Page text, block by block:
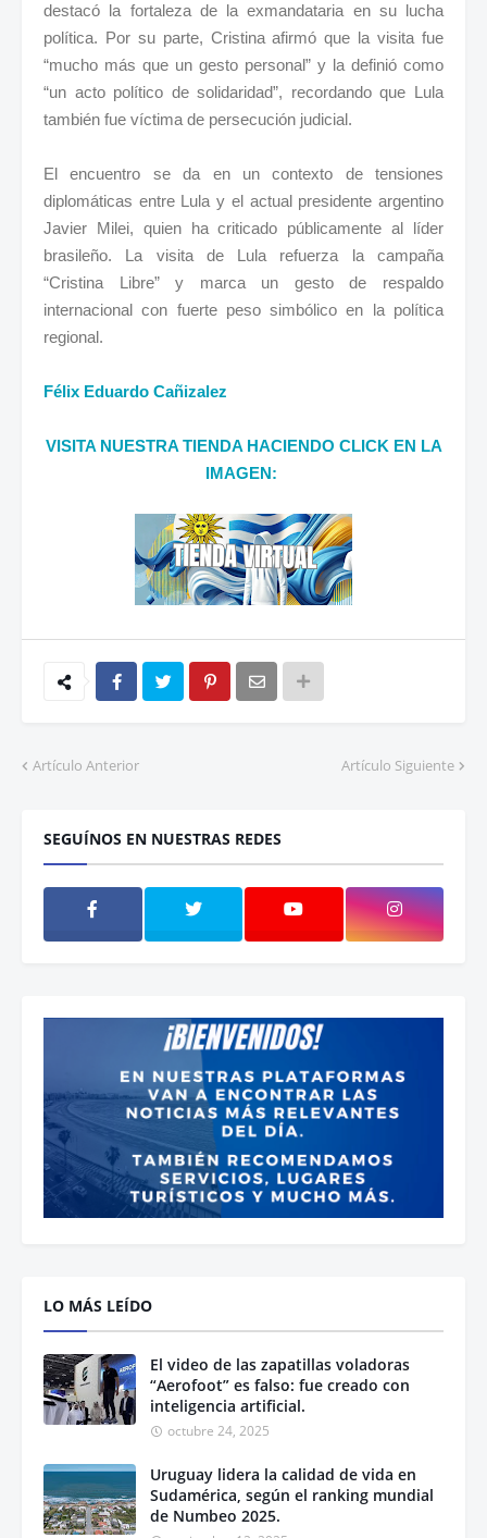
destacó la fortaleza de la exmandataria en su lucha
política. Por su parte, Cristina afirmó que la visita fue
“mucho más que un gesto personal” y la definió como
“un acto político de solidaridad”, recordando que Lula
también fue víctima de persecución judicial.
El encuentro se da en un contexto de tensiones
diplomáticas entre Lula y el actual presidente argentino
Javier Milei, quien ha criticado públicamente al líder
brasileño. La visita de Lula refuerza la campaña
“Cristina Libre” y marca un gesto de respaldo
internacional con fuerte peso simbólico en la política
regional.
Félix Eduardo Cañizalez
VISITA NUESTRA TIENDA HACIENDO CLICK EN LA
IMAGEN:
Artículo Anterior Artículo Siguiente
SEGUÍNOS EN NUESTRAS REDES
LO MÁS LEÍDO
El video de las zapatillas voladoras
“Aerofoot” es falso: fue creado con
inteligencia artificial.
octubre 24, 2025
Uruguay lidera la calidad de vida en
Sudamérica, según el ranking mundial
de Numbeo 2025.